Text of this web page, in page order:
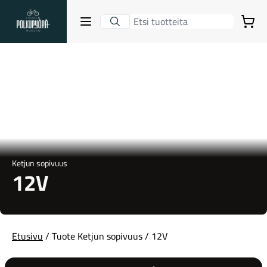
Lahden Polkupyörähuolto - etusivulle
Avaa sulje valikko
Gravel-pyörät
Ostoskori
Ketjun sopivuus
12V
Etusivu/ Tuote Ketjun sopivuus / 12V